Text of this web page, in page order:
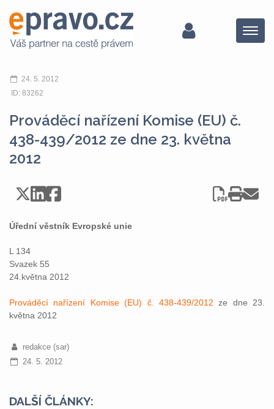
Menu
24. 5. 2012
ID: 83262
Prováděcí nařízení Komise (EU) č.
438-439/2012 ze dne 23. května
2012
Úřední věstník Evropské unie
L 134
Svazek 55
24.května 2012
Prováděcí nařízení Komise (EU) č. 438-439/2012 ze dne 23.
května 2012
redakce (sar)
24. 5. 2012
DALŠÍ ČLÁNKY: